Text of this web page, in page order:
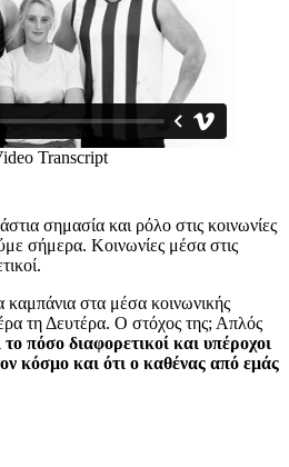
σημασία και ρόλο στις κοινωνίες
σήμερα. Κοινωνίες μέσα στις
καμπάνια στα μέσα κοινωνικής
τη Δευτέρα. Ο στόχος της; Απλός
το πόσο διαφορετικοί και υπέροχοι
κόσμο και ότι ο καθένας από εμάς